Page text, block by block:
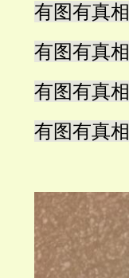
有图有真相
有图有真相
有图有真相
有图有真相